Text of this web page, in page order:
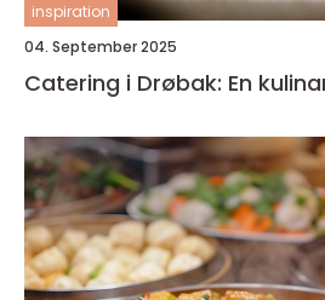
inspiration
04. September 2025
Catering i Drøbak: En